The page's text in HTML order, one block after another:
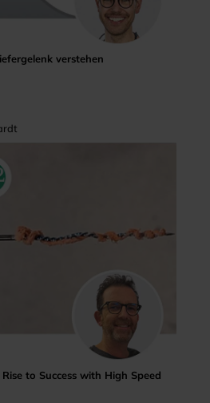
verstehen
to Success with High Speed